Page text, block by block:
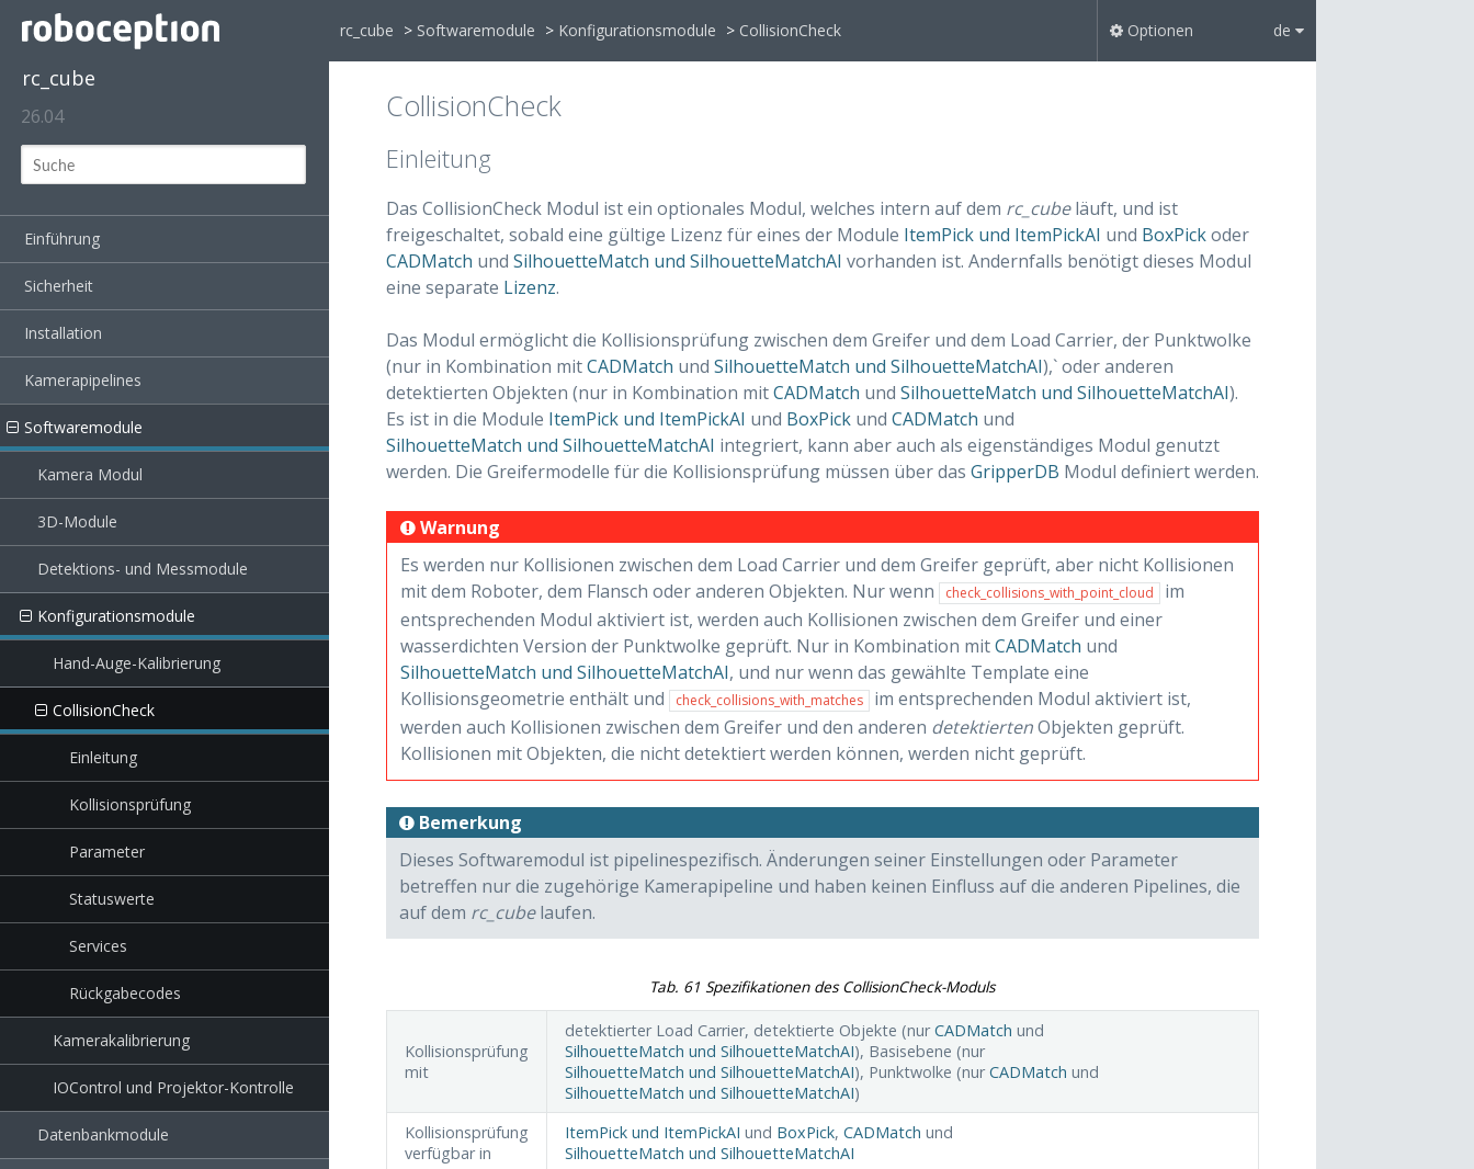
rc_cube
26.04
Einführung
Sicherheit
Installation
Kamerapipelines
Softwaremodule
Kamera Modul
3D-Module
Detektions- und Messmodule
Konfigurationsmodule
Hand-Auge-Kalibrierung
CollisionCheck
Einleitung
Kollisionsprüfung
Parameter
Statuswerte
Services
Rückgabecodes
Kamerakalibrierung
IOControl und Projektor-Kontrolle
Datenbankmodule
rc_cube > Softwaremodule > Konfigurationsmodule > CollisionCheck
CollisionCheck
Einleitung
Das CollisionCheck Modul ist ein optionales Modul, welches intern auf dem rc_cubeläuft, und ist
freigeschaltet, sobald eine gültige Lizenz für eines der Module ItemPick und ItemPickAI und BoxPickoder
CADMatch und SilhouetteMatch und SilhouetteMatchAI vorhanden ist. Andernfalls benötigt dieses Modul
eine separate Lizenz.
Das Modul ermöglicht die Kollisionsprüfung zwischen dem Greifer und dem Load Carrier, der Punktwolke
(nur in Kombination mitCADMatch und SilhouetteMatch und SilhouetteMatchAI),` oder anderen
detektierten Objekten (nur in Kombination mitCADMatch und SilhouetteMatch und SilhouetteMatchAI).
Es ist in die Module ItemPick und ItemPickAI und BoxPickund CADMatch und
SilhouetteMatch und SilhouetteMatchAI integriert, kann aber auch als eigenständiges Modul genutzt
werden. Die Greifermodelle für die Kollisionsprüfung müssen über das GripperDB Modul definiert werden.
Warnung
Es werden nur Kollisionen zwischen dem Load Carrier und dem Greifer geprüft, aber nicht Kollisionen
mit dem Roboter, dem Flansch oder anderen Objekten. Nur wenn
check_collisions_with_point_cloud
im
entsprechenden Modul aktiviert ist, werden auch Kollisionen zwischen dem Greifer und einer
wasserdichten Version der Punktwolke geprüft. Nur in Kombination mitCADMatch und
SilhouetteMatch und SilhouetteMatchAI, und nur wenn das gewählte Template eine
Kollisionsgeometrie enthält und
check_collisions_with_matches
im entsprechenden Modul aktiviert ist,
werden auch Kollisionen zwischen dem Greifer und den anderen detektiertenObjekten geprüft.
Kollisionen mit Objekten, die nicht detektiert werden können, werden nicht geprüft.
Bemerkung
Dieses Softwaremodul ist pipelinespezifisch. Änderungen seiner Einstellungen oder Parameter
betreffen nur die zugehörige Kamerapipeline und haben keinen Einfluss auf die anderen Pipelines, die
auf dem rc_cubelaufen.
Tab. 61Spezifikationen des CollisionCheck-Moduls
Kollisionsprüfung
mit
detektierter Load Carrier, detektierte Objekte (nurCADMatch und
SilhouetteMatch und SilhouetteMatchAI), Basisebene (nur
SilhouetteMatch und SilhouetteMatchAI), Punktwolke (nurCADMatch und
SilhouetteMatch und SilhouetteMatchAI)
Kollisionsprüfung
verfügbar in
ItemPick und ItemPickAI und BoxPick, CADMatch und
SilhouetteMatch und SilhouetteMatchAI
Optionen de